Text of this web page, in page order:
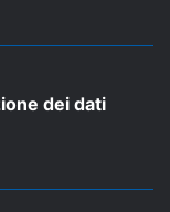
dei dati